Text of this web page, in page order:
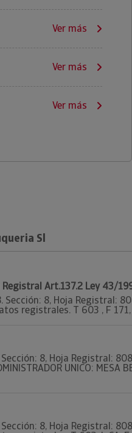
Ver más
Ver más
Ver más
Sl
Art.137.2 Ley 43/
8, Hoja Registral:
registrales. T 603 , F 171,
8, Hoja Registral:
UNICO:
8, Hoja Registral: